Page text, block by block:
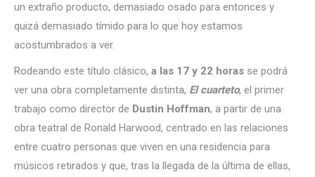
un extraño producto, demasiado osado para entonces y
quizá demasiado tímido para lo que hoy estamos
acostumbrados a ver.
Rodeando este título clásico, a las 17 y 22 horas se podrá
ver una obra completamente distinta, El cuarteto, el primer
trabajo como director de Dustin Hoffman, a partir de una
obra teatral de Ronald Harwood, centrado en las relaciones
entre cuatro personas que viven en una residencia para
músicos retirados y que, tras la llegada de la última de ellas,